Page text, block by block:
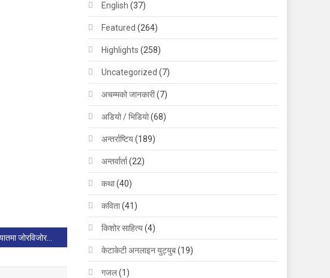
सार्वजनिक यातायातमा जोरविजोरको नियम हट्यो
English (37)
Featured (264)
Highlights (258)
Uncategorized (7)
अचम्मको जानकारी(7)
अडियो / भिडियो(68)
अन्तर्राष्टिय(189)
अन्तर्वार्ता(22)
कथा(40)
कविता(41)
किशोर साहित्य(4)
केटाकेटी अनलाइन युट्युब(19)
गजल(1)